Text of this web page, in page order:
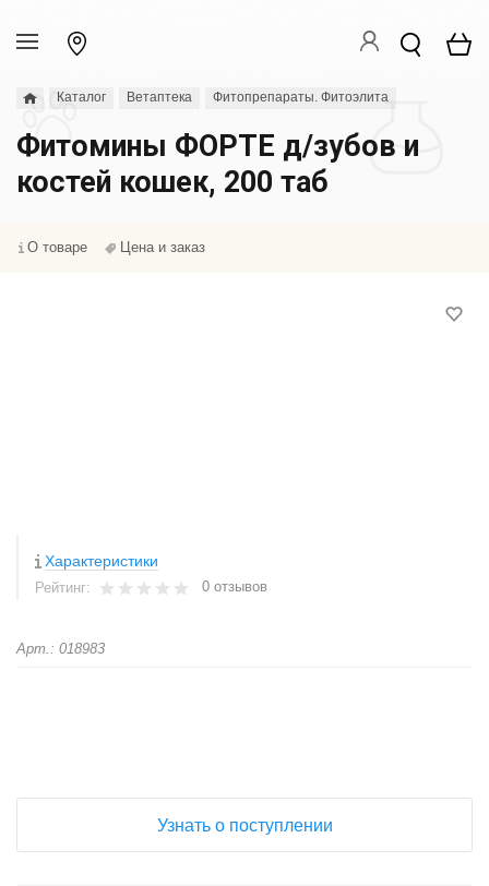
Каталог Ветаптека Фитопрепараты. Фитоэлита
Фитомины ФОРТЕ д/зубов и
костей кошек, 200 таб
О товаре Цена и заказ
Характеристики
Рейтинг: 0 отзывов
Арт.: 018983
Узнать о поступлении